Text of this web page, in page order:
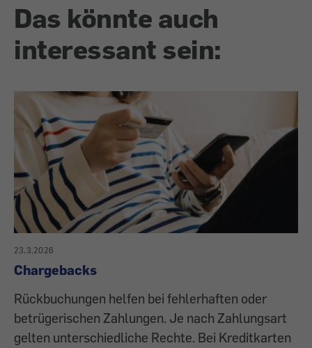
Das könnte auch
interessant sein:
23.3.2026
Chargebacks
Rückbuchungen helfen bei fehlerhaften oder
betrügerischen Zahlungen. Je nach Zahlungsart
gelten unterschiedliche Rechte. Bei Kreditkarten